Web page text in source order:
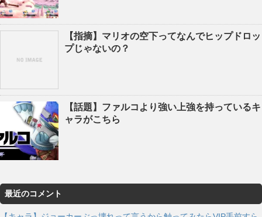
【指摘】マリオの空下ってなんでヒップドロッ
プじゃないの？
【話題】ファルコより強い上強を持っているキ
ャラがこちら
最近のコメント